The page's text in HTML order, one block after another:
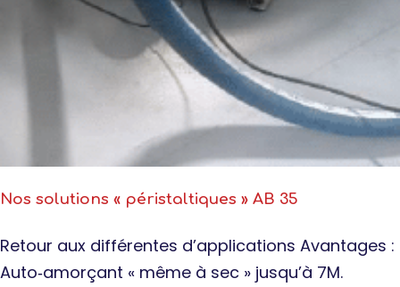
Nos solutions « péristaltiques » AB 35
Retour aux différentes d’applications Avantages :
Auto‐amorçant « même à sec » jusqu’à 7M.